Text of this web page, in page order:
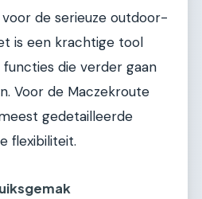
voor de serieuze outdoor-
is een krachtige tool
die verder gaan
Voor de Maczekroute
gedetailleerde
flexibiliteit.